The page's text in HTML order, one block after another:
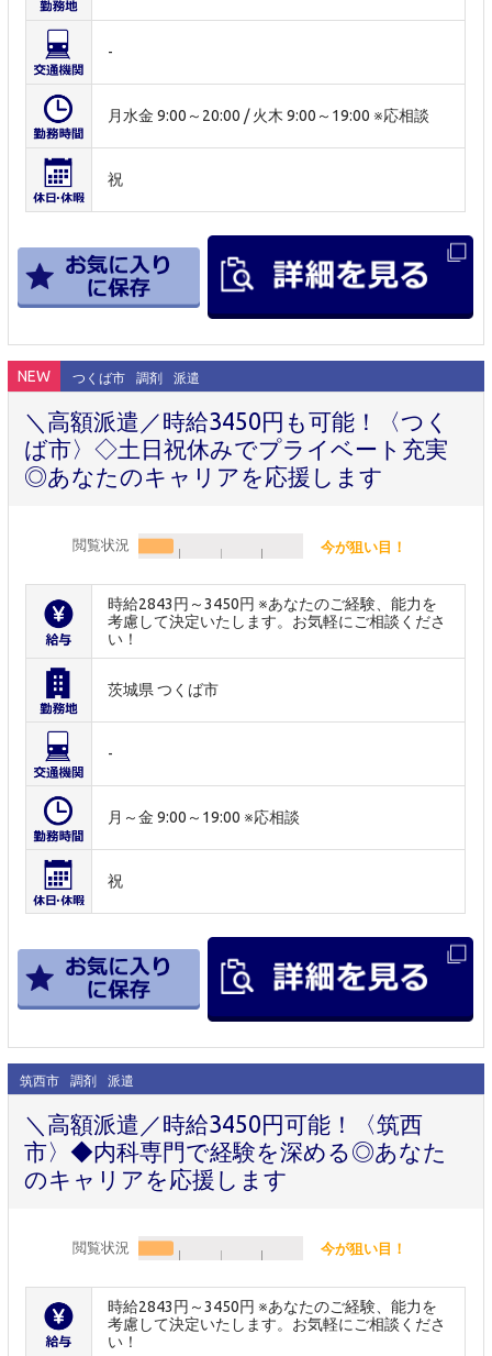
-
月水金 9:00～20:00 / 火木 9:00～19:00 ※応相談
祝
NEW つくば市 調剤 派遣
＼高額派遣／時給3450円も可能！〈つく
ば市〉◇土日祝休みでプライベート充実
◎あなたのキャリアを応援します
閲覧状況 今が狙い目！
時給2843円～3450円 ※あなたのご経験、能力を
考慮して決定いたします。お気軽にご相談くださ
い！
茨城県 つくば市
-
月～金 9:00～19:00 ※応相談
祝
筑西市 調剤 派遣
＼高額派遣／時給3450円可能！〈筑西
市〉◆内科専門で経験を深める◎あなた
のキャリアを応援します
閲覧状況 今が狙い目！
時給2843円～3450円 ※あなたのご経験、能力を
考慮して決定いたします。お気軽にご相談くださ
い！